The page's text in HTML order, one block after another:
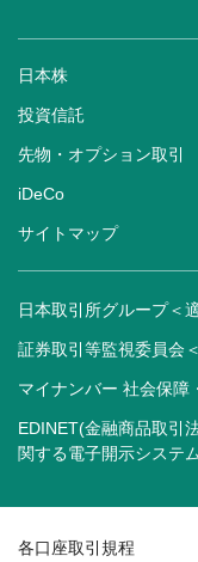
日本株
投資信託
先物・オプション取引
iDeCo
サイトマップ
日本取引所グループ＜
証券取引等監視委員会
マイナンバー 社会保障
EDINET(金融商品取引
関する電子開示システ
各口座取引規程